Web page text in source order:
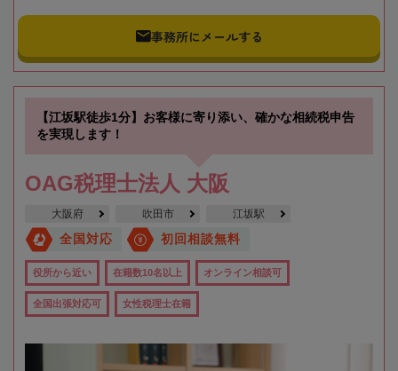
事務所にメールする
【江坂駅徒歩1分】お客様に寄り添い、確かな相続税申告
を実現します！
OAG税理士法人 大阪
大阪府 吹田市 江坂駅
全国対応 初回相談無料
役所から近い 在籍数10名以上 オンライン相談可
全国出張対応可 女性税理士在籍